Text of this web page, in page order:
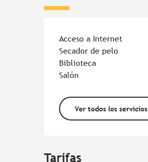
Acceso a Internet
Secador de pelo
Biblioteca
Salón
Ver todos los servicios
Tarifas